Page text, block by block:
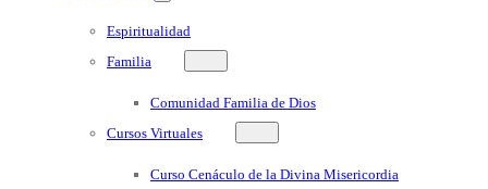
Espiritualidad
Familia
Comunidad Familia de Dios
Cursos Virtuales
Curso Cenáculo de la Divina Misericordia